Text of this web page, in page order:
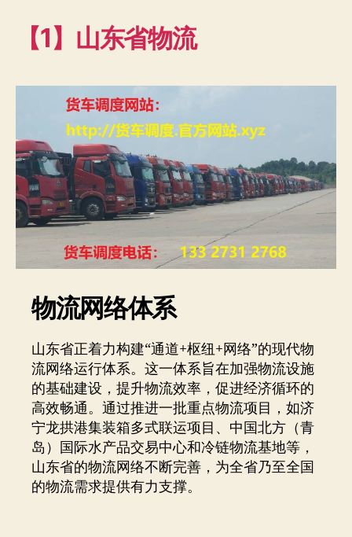
【1】山东省物流
物流网络体系
山东省正着力构建“通道+枢纽+网络”的现代物
流网络运行体系。这一体系旨在加强物流设施
的基础建设，提升物流效率，促进经济循环的
高效畅通。通过推进一批重点物流项目，如济
宁龙拱港集装箱多式联运项目、中国北方（青
岛）国际水产品交易中心和冷链物流基地等，
山东省的物流网络不断完善，为全省乃至全国
的物流需求提供有力支撑。